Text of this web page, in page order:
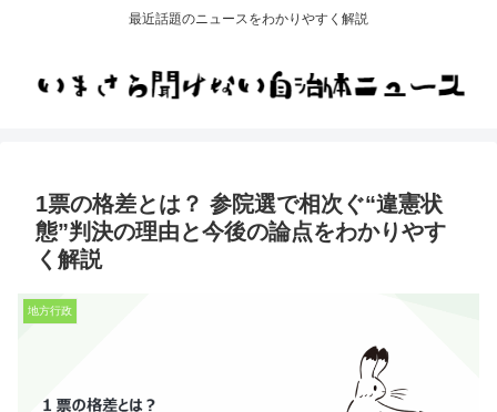
最近話題のニュースをわかりやすく解説
1票の格差とは？ 参院選で相次ぐ“違憲状
態”判決の理由と今後の論点をわかりやす
く解説
地方行政